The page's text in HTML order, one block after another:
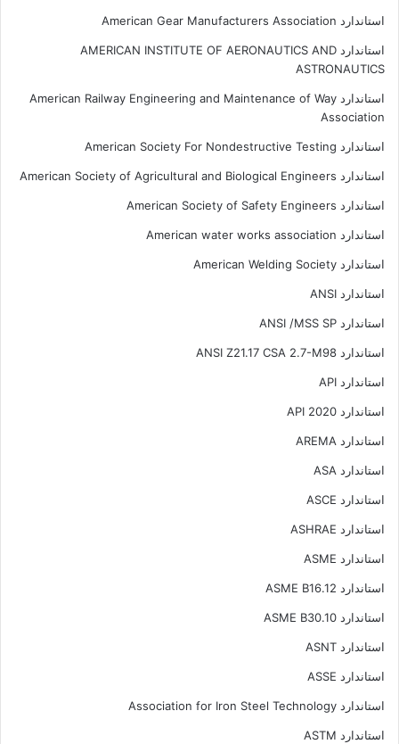
استاندارد American Gear Manufacturers Association
استاندارد AMERICAN INSTITUTE OF AERONAUTICS AND
ASTRONAUTICS
استاندارد American Railway Engineering and Maintenance of Way
Association
استاندارد American Society For Nondestructive Testing
استاندارد American Society of Agricultural and Biological Engineers
استاندارد American Society of Safety Engineers
استاندارد American water works association
استاندارد American Welding Society
استاندارد ANSI
استاندارد ANSI /MSS SP
استاندارد ANSI Z21.17 CSA 2.7-M98
استاندارد API
استاندارد API 2020
استاندارد AREMA
استاندارد ASA
استاندارد ASCE
استاندارد ASHRAE
استاندارد ASME
استاندارد ASME B16.12
استاندارد ASME B30.10
استاندارد ASNT
استاندارد ASSE
استاندارد Association for Iron Steel Technology
استاندارد ASTM